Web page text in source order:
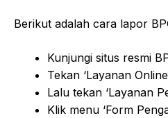
Berikut adalah cara lapor
Kunjungi situs resmi
Tekan ‘Layanan
Lalu tekan ‘Layanan
Klik menu ‘Form